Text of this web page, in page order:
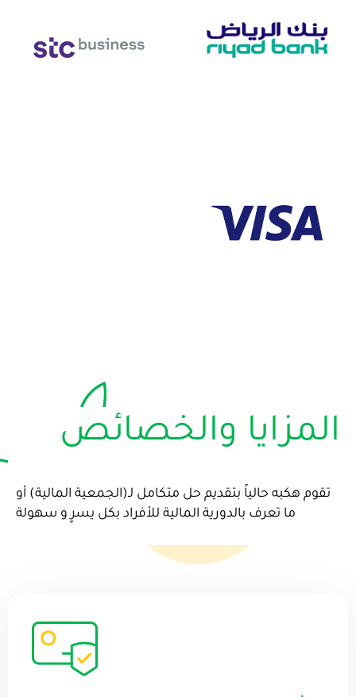
المزايا والخصائص
تقوم هكبه حالياً بتقديم حل متكامل لـ(الجمعية المالية) أو
ما تعرف بالدورية المالية للأفراد بكل يسرٍ و سهولة